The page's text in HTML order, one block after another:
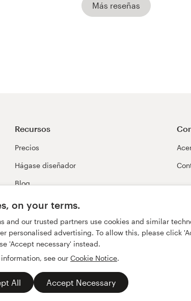
on your terms.
and our trusted partners use cookies and similar
personalised advertising. To allow this, please click
'Accept necessary' instead.
see our Cookie Notice.
All Accept Necessary
Más reseñas
Recursos
Precios
Hágase diseñador
Blog